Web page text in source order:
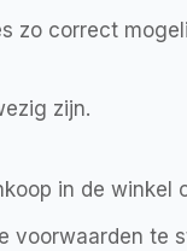
zo correct
zijn.
in de winkel
voorwaarden te